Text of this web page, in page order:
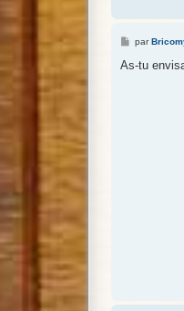
M
s
par
As-tu